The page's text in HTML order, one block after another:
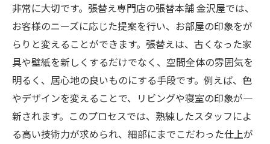
非常に大切です。張替え専門店の張替本舗 金沢屋では、
お客様のニーズに応じた提案を行い、お部屋の印象をが
らりと変えることができます。張替えは、古くなった家
具や壁紙を新しくするだけでなく、空間全体の雰囲気を
明るく、居心地の良いものにする手段です。例えば、色
やデザインを変えることで、リビングや寝室の印象が一
新されます。このプロセスでは、熟練したスタッフによ
る高い技術力が求められ、細部にまでこだわった仕上が